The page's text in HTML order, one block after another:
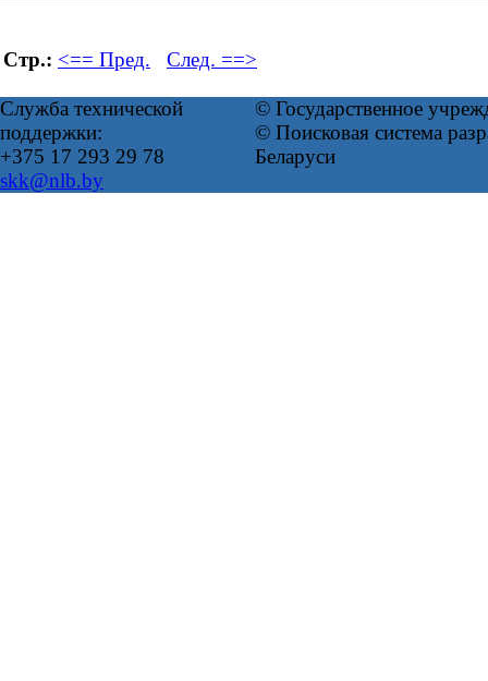
Стр.: <== Пред. След. ==>
Служба технической
поддержки:
+375 17 293 29 78
skk@nlb.by
© Государственное
© Поисковая система
Беларуси